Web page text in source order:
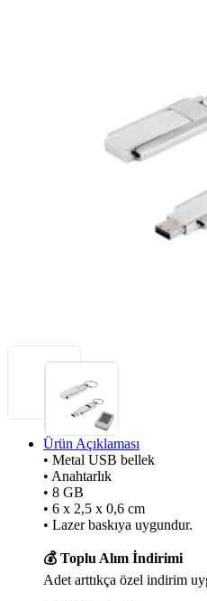
Ürün Açıklaması
• Metal USB bellek
• Anahtarlık
• 8 GB
• 6 x 2,5 x 0,6 cm
• Lazer baskıya uygundur.
💰 Toplu Alım İndirimi
Adet arttıkça özel indirim